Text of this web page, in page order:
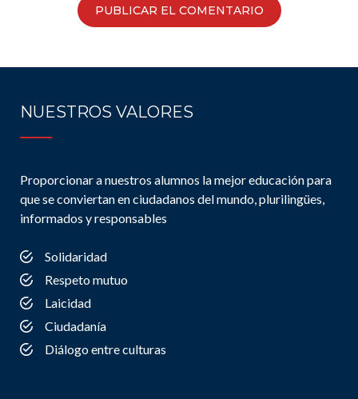
NUESTROS VALORES
Proporcionar a nuestros alumnos la mejor educación para
que se conviertan en ciudadanos del mundo, plurilingües,
informados y responsables
Solidaridad
Respeto mutuo
Laicidad
Ciudadanía
Diálogo entre culturas